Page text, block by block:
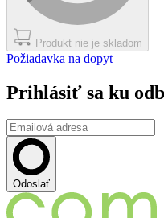
Produkt nie je skladom
Požiadavka na dopyt
Prihlásiť sa ku
Odoslať